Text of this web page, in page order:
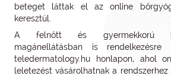
beteget láttak el az online
keresztül.
A felnőtt és gyermekkorú
magánellátásban is
teledermatology.hu honlapon, ahol
leletezést vásárolhatnak a